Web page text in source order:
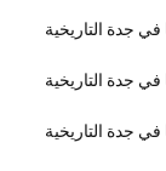
جدة التاريخية
جدة التاريخية
جدة التاريخية